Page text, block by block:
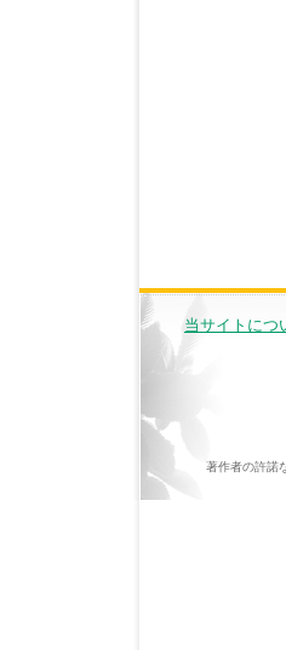
当サイトにつ
著作者の許諾